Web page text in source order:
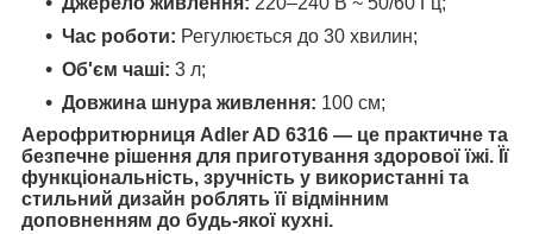
Час роботи: Регулюється до 30 хвилин;​
Об'єм чаші: 3 л;​
Довжина шнура живлення: 100 см;​
Аерофритюрниця Adler AD 6316 — це практичне та
безпечне рішення для приготування здорової їжі. Її
функціональність, зручність у використанні та
стильний дизайн роблять її відмінним
доповненням до будь-якої кухні.